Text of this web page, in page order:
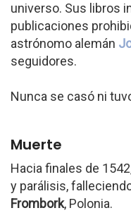
universo. Sus libros
publicaciones
astrónomo alemán
seguidores.
Nunca se casó ni
Muerte
Hacia finales de
y parálisis,
Frombork, Polonia.